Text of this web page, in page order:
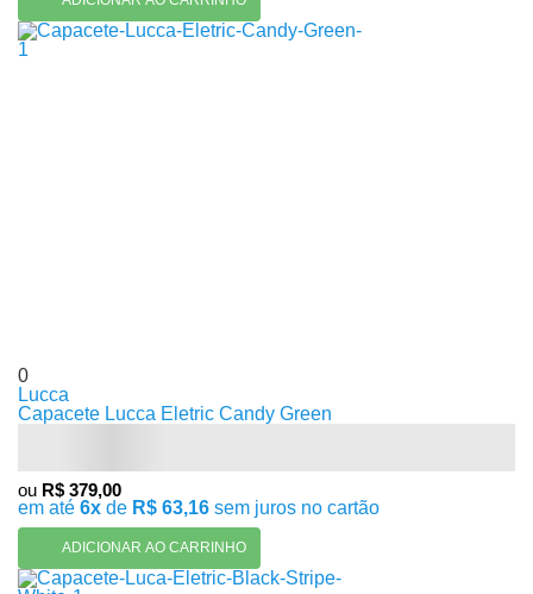
0
Lucca
Capacete Lucca Eletric Candy Green
ou R$ 379,00
em até 6x de R$ 63,16 sem juros no cartão
ADICIONAR AO CARRINHO